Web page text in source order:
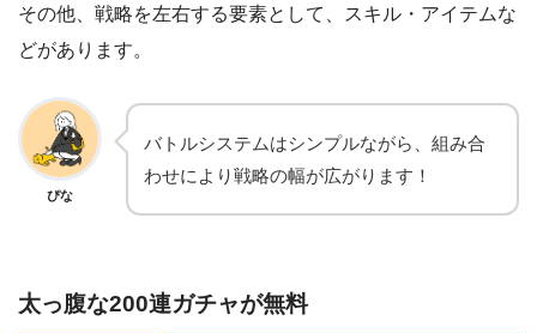
その他、戦略を左右する要素として、スキル・アイテムな
どがあります。
ぴな
バトルシステムはシンプルながら、組み合
わせにより戦略の幅が広がります！
太っ腹な200連ガチャが無料